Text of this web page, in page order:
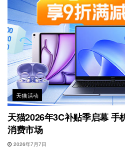
天猫活动
天猫2026年3C补贴季启幕 手
消费市场
2026年7月7日